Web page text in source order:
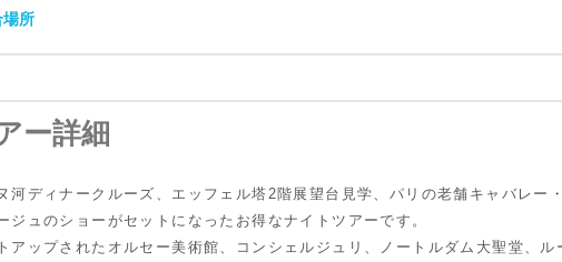
場所
ー詳細
河ディナークルーズ、エッフェル塔2階展望台見学、パリの老舗キャバレー
ジュのショーがセットになったお得なナイトツアーです。
アップされたオルセー美術館、コンシェルジュリ、ノートルダム大聖堂、ル